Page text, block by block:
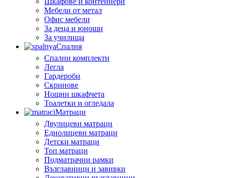
Мебели от метал
Офис мебели
За деца и юноши
За училища
Спалня
Спални комплекти
Легла
Гардероби
Скринове
Нощни шкафчета
Тоалетки и огледала
Матраци
Двулицеви матраци
Еднолицеви матраци
Детски матраци
Топ матраци
Подматрачни рамки
Възглавници и завивки